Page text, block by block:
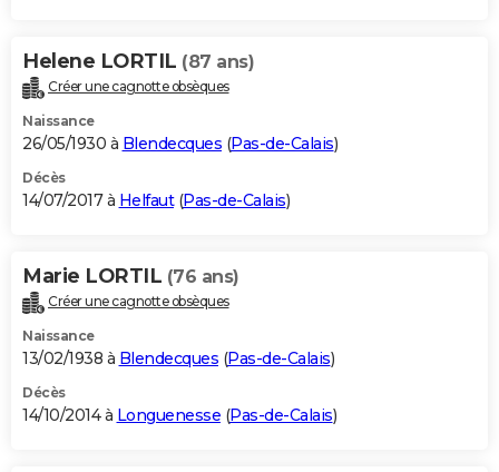
Bricolage
Lifestyle
Culture
Sport
Auto
Television
Voyage
Cinema
Helene LORTIL (87 ans)
Créer une cagnotte obsèques
Naissance
26/05/1930 à Blendecques (Pas-de-Calais)
Décès
14/07/2017 à Helfaut(Pas-de-Calais)
Marie LORTIL (76 ans)
Créer une cagnotte obsèques
Naissance
13/02/1938 à Blendecques (Pas-de-Calais)
Décès
14/10/2014 à Longuenesse (Pas-de-Calais)